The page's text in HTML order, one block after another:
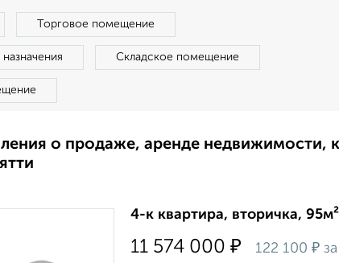
Торговое помещение
Складское помещение
о продаже, аренде
4-к квартира, вторичка,
11 574 000 ₽ 122 100 ₽